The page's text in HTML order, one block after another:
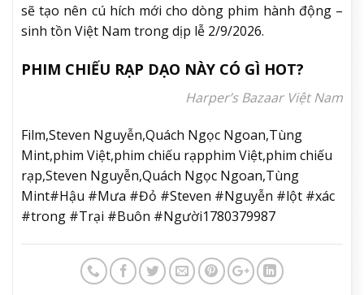
sẽ tạo nên cú hích mới cho dòng phim hành động –
sinh tồn Việt Nam trong dịp lễ 2/9/2026.
PHIM CHIẾU RẠP DẠO NÀY CÓ GÌ HOT?
Harper’s Bazaar Việt Nam
Film,Steven Nguyễn,Quách Ngọc Ngoan,Tùng
Mint,phim Việt,phim chiếu rạpphim Việt,phim chiếu
rạp,Steven Nguyễn,Quách Ngọc Ngoan,Tùng
Mint#Hậu #Mưa #Đỏ #Steven #Nguyễn #lột #xác
#trong #Trại #Buôn #Người1780379987